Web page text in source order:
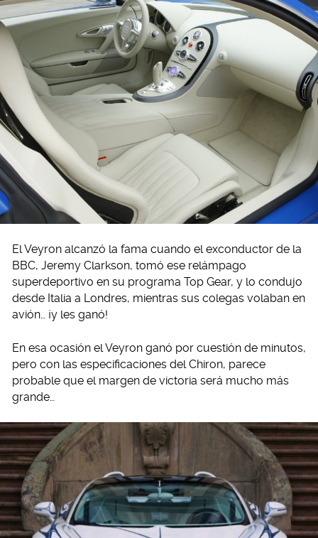
El Veyron alcanzó la fama cuando el exconductor de la
BBC, Jeremy Clarkson, tomó ese relámpago
superdeportivo en su programa Top Gear, y lo condujo
desde Italia a Londres, mientras sus colegas volaban en
avión… ¡y les ganó!
En esa ocasión el Veyron ganó por cuestión de minutos,
pero con las especificaciones del Chiron, parece
probable que el margen de victoria será mucho más
grande…